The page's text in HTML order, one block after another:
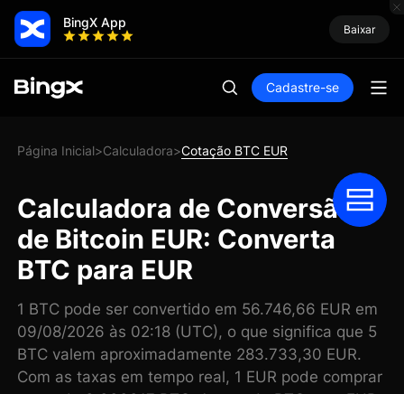
BingX App Baixar
Cadastre-se
Página Inicial>Calculadora>Cotação BTC EUR
Calculadora de Conversão
de Bitcoin EUR: Converta
BTC para EUR
1 BTC pode ser convertido em 56.746,66 EUR em
09/08/2026 às 02:18 (UTC), o que significa que 5
BTC valem aproximadamente 283.733,30 EUR.
Com as taxas em tempo real, 1 EUR pode comprar